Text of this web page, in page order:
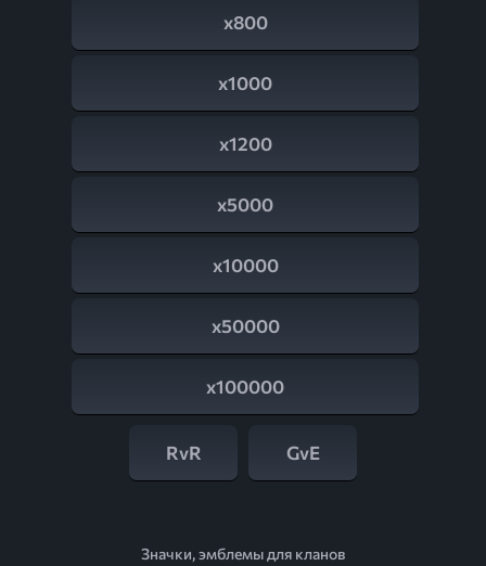
x800
x1000
x1200
x5000
x10000
x50000
x100000
RvR GvE
Значки, эмблемы для кланов